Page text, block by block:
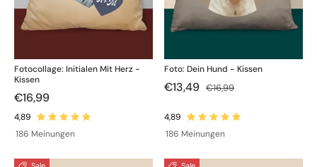
Fotocollage: Initialen Mit Herz -
Kissen
€16,99
186 Meinungen
Foto: Dein Hund - Kissen
€13,49 €16,99
186 Meinungen